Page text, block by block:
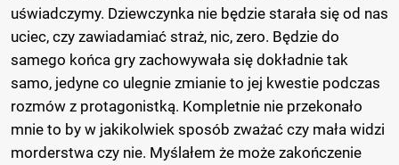
uświadczymy. Dziewczynka nie będzie starała się od nas
uciec, czy zawiadamiać straż, nic, zero. Będzie do
samego końca gry zachowywała się dokładnie tak
samo, jedyne co ulegnie zmianie to jej kwestie podczas
rozmów z protagonistką. Kompletnie nie przekonało
mnie to by w jakikolwiek sposób zważać czy mała widzi
morderstwa czy nie. Myślałem że może zakończenie